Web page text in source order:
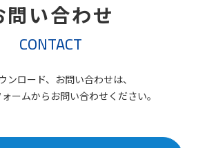
問い合わせ
CONTACT
ンロード、お問い合わせは、
ームからお問い合わせください。